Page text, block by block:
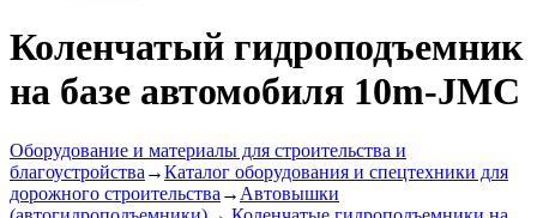
Коленчатый гидроподъемник
на базе автомобиля 10m-JMC
Оборудование и материалы для строительства и
благоустройства →Каталог оборудования и спецтехники для
дорожного строительства → Автовышки